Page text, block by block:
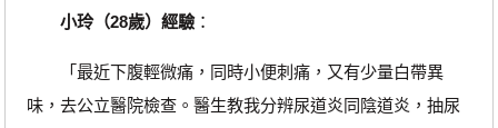
小玲（28歲）經驗：
「最近下腹輕微痛，同時小便刺痛，又有少量白帶異
味，去公立醫院檢查。醫生教我分辨尿道炎同陰道炎，抽尿